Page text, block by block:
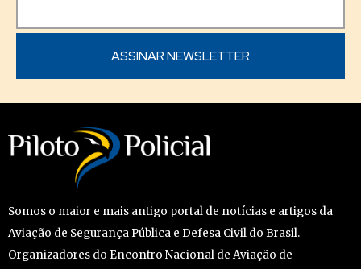
Somos o maior e mais antigo portal de notícias e artigos da
Aviação de Segurança Pública e Defesa Civil do Brasil.
Organizadores do Encontro Nacional de Aviação de